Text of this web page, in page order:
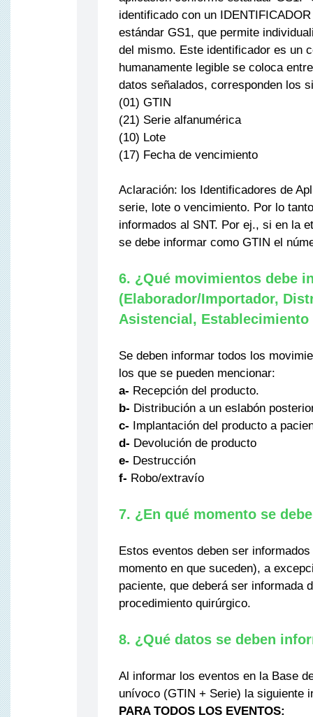
identificado con un
estándar GS1, que permite
del mismo. Este identificador es un
humanamente legible se coloca
datos señalados, corresponden los
(01) GTIN
(21) Serie alfanumérica
(10) Lote
(17) Fecha de vencimiento
Aclaración: los Identificadores de
serie, lote o vencimiento. Por lo
informados al SNT. Por ej., si en la
se debe informar como GTIN el
6. ¿Qué movimientos debe
(Elaborador/Importador,
Asistencial, Establecimiento
Se deben informar todos los
los que se pueden mencionar:
a- Recepción del producto.
b- Distribución a un eslabón
c- Implantación del producto a
d- Devolución de producto
e- Destrucción
f- Robo/extravío
7. ¿En qué momento se
Estos eventos deben ser
momento en que suceden), a
paciente, que deberá ser informada
procedimiento quirúrgico.
8. ¿Qué datos se deben
Al informar los eventos en la Base
unívoco (GTIN + Serie) la siguiente
PARA TODOS LOS EVENTOS: